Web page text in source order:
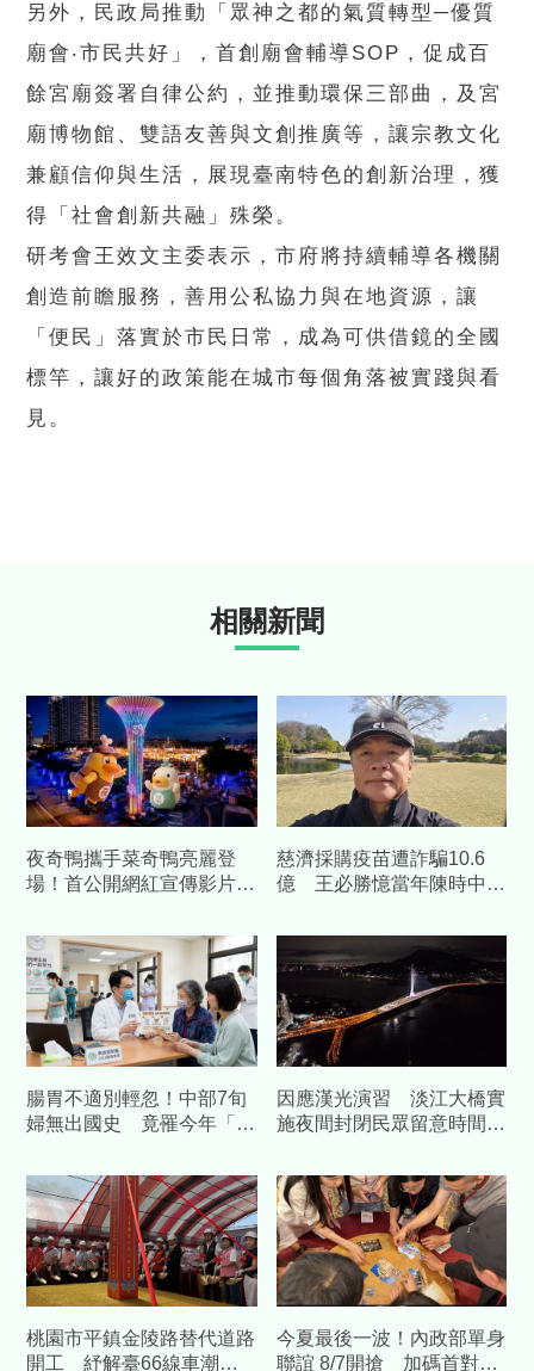
另外，民政局推動「眾神之都的氣質轉型─優質
廟會‧市民共好」，首創廟會輔導SOP，促成百
餘宮廟簽署自律公約，並推動環保三部曲，及宮
廟博物館、雙語友善與文創推廣等，讓宗教文化
兼顧信仰與生活，展現臺南特色的創新治理，獲
得「社會創新共融」殊榮。
研考會王效文主委表示，市府將持續輔導各機關
創造前瞻服務，善用公私協力與在地資源，讓
「便民」落實於市民日常，成為可供借鏡的全國
標竿，讓好的政策能在城市每個角落被實踐與看
見。
相關新聞
夜奇鴨攜手菜奇鴨亮麗登
場！首公開網紅宣傳影片
慈濟採購疫苗遭詐騙10.6
億 王必勝憶當年陳時中睿
腸胃不適別輕忽！中部7旬
婦無出國史 竟罹今年「首
因應漢光演習 淡江大橋實
施夜間封閉民眾留意時間改
桃園市平鎮金陵路替代道路
開工 紓解臺66線車潮中
今夏最後一波！內政部單身
聯誼 8/7開搶 加碼首對結